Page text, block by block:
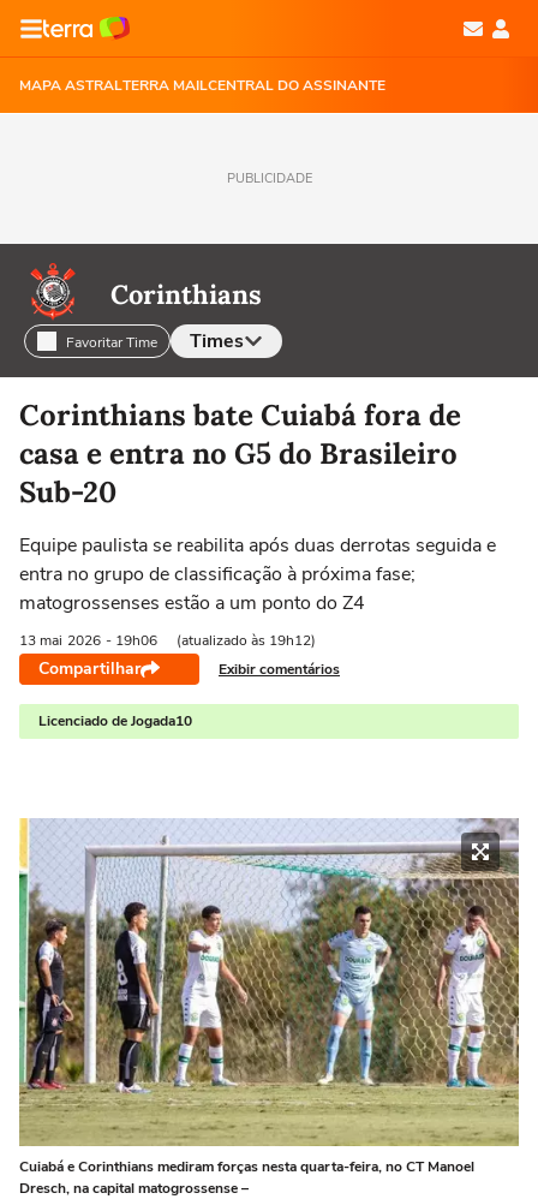
MAPA ASTRALTERRA MAILCENTRAL DO ASSINANTE
PUBLICIDADE
Corinthians
Favoritar Time Times
Selecione o time para ver as notícias
Corinthians bate Cuiabá fora de
casa e entra no G5 do Brasileiro
Sub-20
Equipe paulista se reabilita após duas derrotas seguida e
entra no grupo de classificação à próxima fase;
matogrossenses estão a um ponto do Z4
13 mai 2026 - 19h06 (atualizado às 19h12)
Compartilhar Exibir comentários
Licenciado de Jogada10
Cuiabá e Corinthians mediram forças nesta quarta-feira, no CT Manoel
Dresch, na capital matogrossense –